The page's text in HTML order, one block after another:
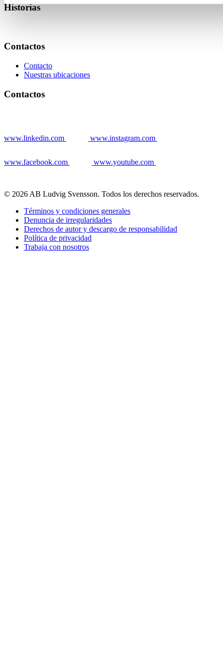
Historias
Contactos
Contacto
Nuestras ubicaciones
Contactos
www.linkedin.com www.instagram.com
www.facebook.com www.youtube.com
© 2026 AB Ludvig Svensson. Todos los derechos reservados.
Términos y condiciones generales
Denuncia de irregularidades
Derechos de autor y descargo de responsabilidad
Política de privacidad
Trabaja con nosotros